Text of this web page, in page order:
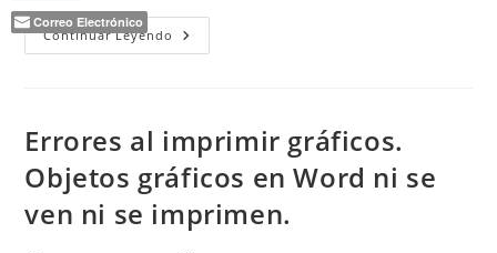
Continuar Leyendo Insertar
Imágenes
Errores al imprimir gráficos.
Objetos gráficos en Word ni se
ven ni se imprimen.
Correo Electrónico